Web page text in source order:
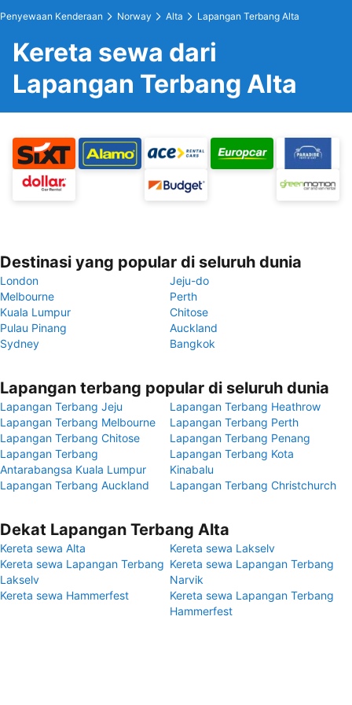
Penyewaan Kenderaan Norway Alta Lapangan Terbang Alta
Kereta sewa dari
Lapangan Terbang Alta
Destinasi yang popular di seluruh dunia
London
Jeju-do
Melbourne
Perth
Kuala Lumpur
Chitose
Pulau Pinang
Auckland
Sydney
Bangkok
Lapangan terbang popular di seluruh dunia
Lapangan Terbang Jeju
Lapangan Terbang Heathrow
Lapangan Terbang Melbourne
Lapangan Terbang Perth
Lapangan Terbang Chitose
Lapangan Terbang Penang
Lapangan Terbang
Antarabangsa Kuala Lumpur
Lapangan Terbang Kota
Kinabalu
Lapangan Terbang Auckland
Lapangan Terbang Christchurch
Dekat Lapangan Terbang Alta
Kereta sewa Alta
Kereta sewa Lakselv
Kereta sewa Lapangan Terbang
Lakselv
Kereta sewa Lapangan Terbang
Narvik
Kereta sewa Hammerfest
Kereta sewa Lapangan Terbang
Hammerfest